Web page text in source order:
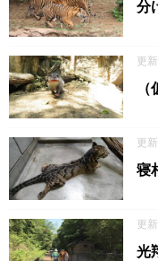
分
更
更
寝
更
光